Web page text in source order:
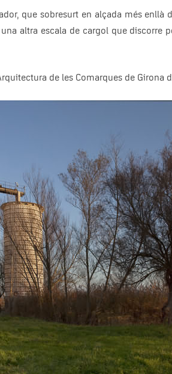
que sobresurt en alçada més
altra escala de cargol que
de les Comarques de Girona